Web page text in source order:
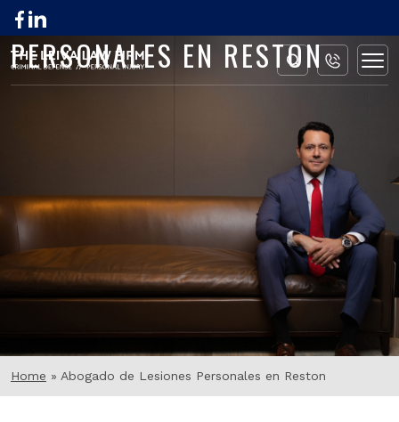
ABOGADO DE LESIONES
PERSONALES EN RESTON
Home » Abogado de Lesiones Personales en Reston